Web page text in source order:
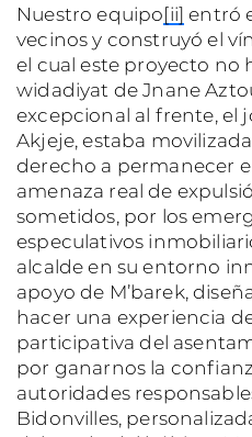
Nuestro equipo[ii] entró
vecinos y construyó el
el cual este proyecto no
widadiyat de Jnane
excepcional al frente, el
Akjeje, estaba
derecho a permanecer
amenaza real de
sometidos, por los
especulativos
alcalde en su entorno
apoyo de M’barek,
hacer una experiencia
participativa del
por ganarnos la
autoridades
Bidonvilles,